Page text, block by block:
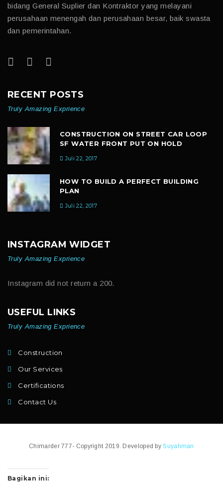
bidang General Suplier dan Kontraktor yang melayani
perusahaan menengah dan perusahaan besar, baik swasta
dan pemerintahan.
RECENT POSTS
Truly Amazing Exprience
CONSTRUCTION ON STREET CAR LOOP
SF WATER FRONT PUT ON HOLD
Juli 22, 2017
HOW TO BUILD A PERFECT BUILDING
PLAN
Juli 22, 2017
INSTAGRAM WIDGET
Truly Amazing Exprience
Instagram did not return a 200.
USEFUL LINKS
Truly Amazing Exprience
Construction
Our Services
Certifications
Contact Us
Chimarder 777- Copyright 2019. Developed bySuyahman
Bagikan ini: